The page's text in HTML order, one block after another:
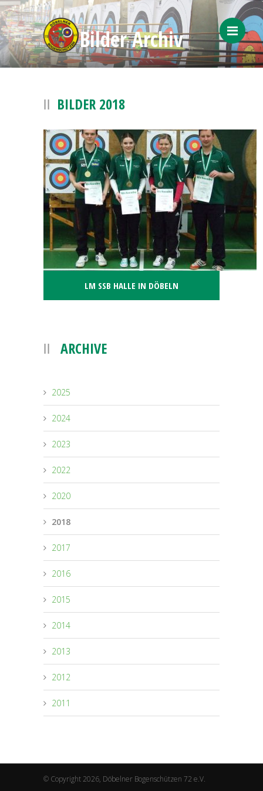
Menü
Bilder Archiv
BILDER 2018
LM SSB HALLE IN DÖBELN
ARCHIVE
2025
2024
2023
2022
2020
2018
2017
2016
2015
2014
2013
2012
2011
© Copyright 2026, Döbelner Bogenschützen 72 e.V.